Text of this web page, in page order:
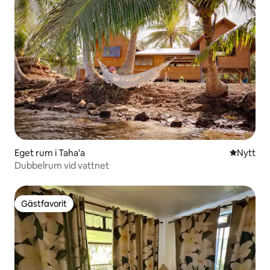
Eget rum i Taha'a NyttNytt
Dubbelrum vid vattnet
Gästfavorit
Gästfavorit